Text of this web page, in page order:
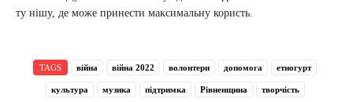
ту нішу, де може принести максимальну користь.
TAGS війна війна 2022 волонтери допомога етногурт
культура музика підтримка Рівненщина творчість